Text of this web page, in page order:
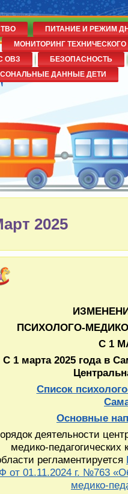
ПИТАНИЕ И РЕЖИМ
МОНИТОРИНГ
ОВЗ
БЕЗОПАСНОСТЬ
ДАННЫЕ ДЕТИ
2025
ПСИХОЛОГО-
С 1
С 1 марта 2025 года в
Список
Основные
деятельности
медико-
регламентируется
от 01.11.2024 г. №763
медико-